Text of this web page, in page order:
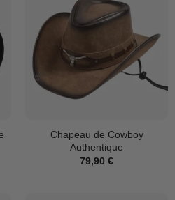
Chapeau de Cowboy
Authentique
79,90 €